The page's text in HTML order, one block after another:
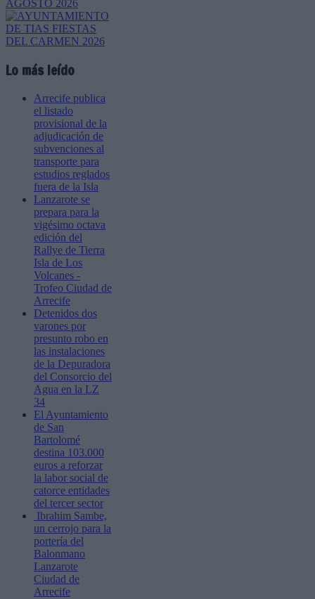
Lo más leído
Arrecife publica
el listado
provisional de la
adjudicación de
subvenciones al
transporte para
estudios reglados
fuera de la Isla
Lanzarote se
prepara para la
vigésimo octava
edición del
Rallye de Tierra
Isla de Los
Volcanes -
Trofeo Ciudad de
Arrecife
Detenidos dos
varones por
presunto robo en
las instalaciones
de la Depuradora
del Consorcio del
Agua en la LZ
34
El Ayuntamiento
de San
Bartolomé
destina 103.000
euros a reforzar
la labor social de
catorce entidades
del tercer sector
Ibrahim Sambe,
un cerrojo para la
portería del
Balonmano
Lanzarote
Ciudad de
Arrecife